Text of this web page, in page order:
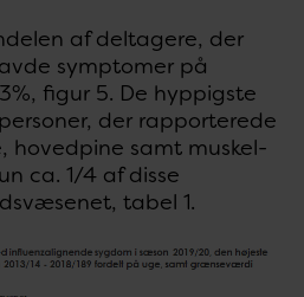
af deltagere, der
symptomer på
3%, figur 5. De hyppigste
der rapporterede
hovedpine samt muskel-
ca. 1/4 af disse
tabel 1.